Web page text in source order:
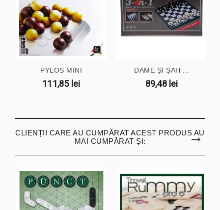
PYLOS MINI
111,85 lei
DAME ȘI ȘAH ...
89,48 lei
CLIENȚII CARE AU CUMPĂRAT ACEST PRODUS AU
MAI CUMPĂRAT ȘI: